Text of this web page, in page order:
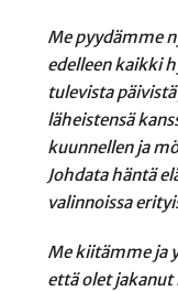
Me pyydämme
edelleen kaikki
tulevista
läheistensä
kuunnellen ja
Johdata häntä
valinnoissa
Me kiitämme ja
että olet jakanut